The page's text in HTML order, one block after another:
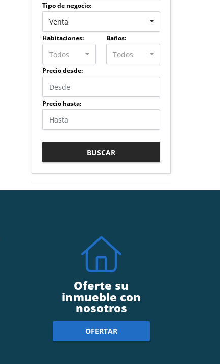
Tipo de negocio:
Venta
Habitaciones:
Todos
Baños:
Todos
Precio desde:
Precio hasta:
BUSCAR
Oferte su
inmueble con
nosotros
OFERTAR